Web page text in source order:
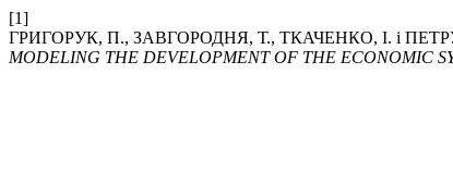
[1]
ГРИГОРУК, П., ЗАВГОРОДНЯ, Т., ТКАЧЕНКО, І. і
MODELING THE DEVELOPMENT OF THE ECONOMIC